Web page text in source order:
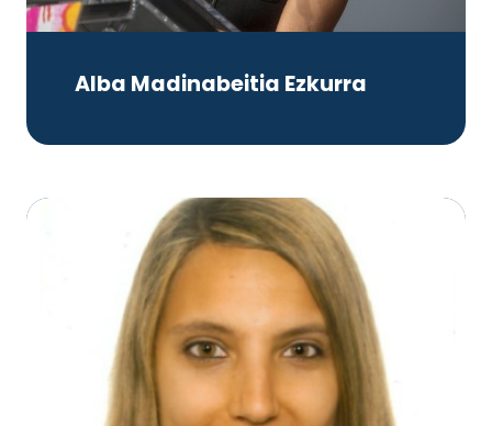
Alba Madinabeitia Ezkurra